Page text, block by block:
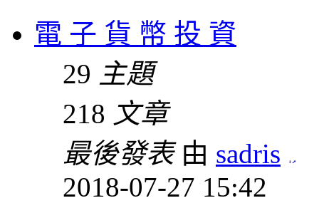
電 子 貨 幣 投 資
29 主題
218 文章
最後發表由 sadris
2018-07-27 15:42